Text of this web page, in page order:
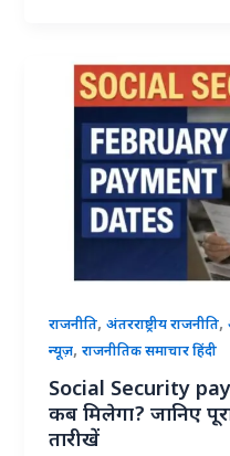
राजनीति,अंतरराष्ट्रीय राजनीति,
न्यूज़,राजनीतिक समाचार हिंदी
Social Security
कब मिलेगा? जानिए
तारीखें